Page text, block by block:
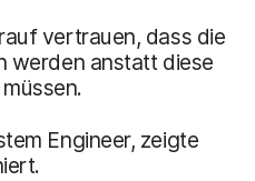
vertrauen, dass die
werden anstatt diese
Engineer, zeigte